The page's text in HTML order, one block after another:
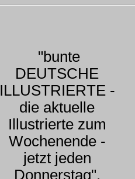
"bunte
DEUTSCHE
ILLUSTRIERTE -
die aktuelle
Illustrierte zum
Wochenende -
jetzt jeden
Donnerstag",